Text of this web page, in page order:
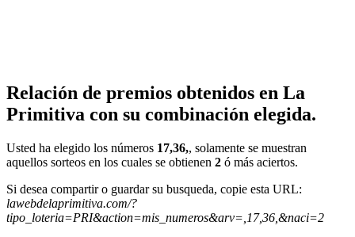
Relación de premios obtenidos en La
Primitiva con su combinación elegida.
Usted ha elegido los números 17,36,, solamente se muestran
aquellos sorteos en los cuales se obtienen 2 ó más aciertos.
Si desea compartir o guardar su busqueda, copie esta URL:
lawebdelaprimitiva.com/?
tipo_loteria=PRI&action=mis_numeros&arv=,17,36,&naci=2